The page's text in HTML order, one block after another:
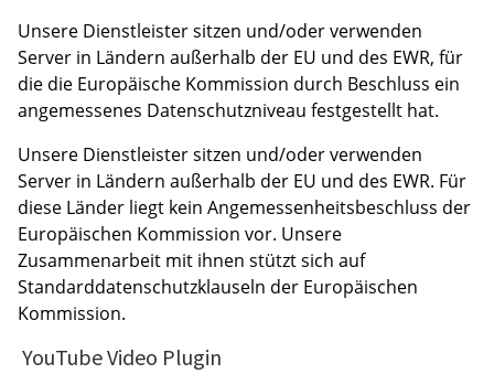
Unsere Dienstleister sitzen und/oder verwenden
Server in Ländern außerhalb der EU und des EWR, für
die die Europäische Kommission durch Beschluss ein
angemessenes Datenschutzniveau festgestellt hat.
Unsere Dienstleister sitzen und/oder verwenden
Server in Ländern außerhalb der EU und des EWR. Für
diese Länder liegt kein Angemessenheitsbeschluss der
Europäischen Kommission vor. Unsere
Zusammenarbeit mit ihnen stützt sich auf
Standarddatenschutzklauseln der Europäischen
Kommission.
YouTube Video Plugin